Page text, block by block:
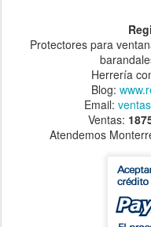
Protectores para
Herrería
Blog:
Email:
Ventas:
Atendemos